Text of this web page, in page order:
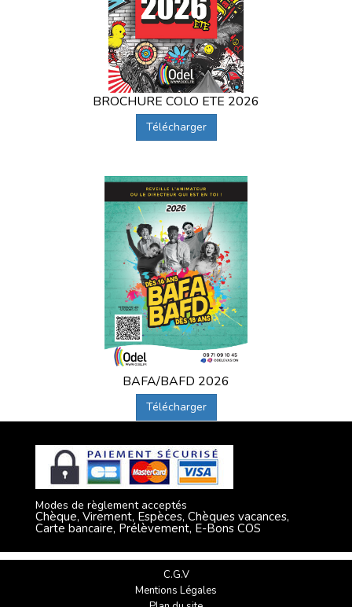
BROCHURE COLO ETE 2026
Télécharger
BAFA/BAFD 2026
Télécharger
Modes de règlement acceptés
Chèque, Virement, Espèces, Chèques vacances,
Carte bancaire, Prélèvement, E-Bons COS
C.G.V
Mentions Légales